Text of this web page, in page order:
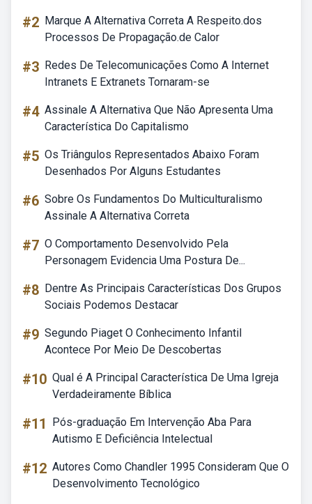
#2 Marque A Alternativa Correta A Respeito.dos
Processos De Propagação.de Calor
#3 Redes De Telecomunicações Como A Internet
Intranets E Extranets Tornaram-se
#4 Assinale A Alternativa Que Não Apresenta Uma
Característica Do Capitalismo
#5 Os Triângulos Representados Abaixo Foram
Desenhados Por Alguns Estudantes
#6 Sobre Os Fundamentos Do Multiculturalismo
Assinale A Alternativa Correta
#7 O Comportamento Desenvolvido Pela
Personagem Evidencia Uma Postura De...
#8 Dentre As Principais Características Dos Grupos
Sociais Podemos Destacar
#9 Segundo Piaget O Conhecimento Infantil
Acontece Por Meio De Descobertas
#10 Qual é A Principal Característica De Uma Igreja
Verdadeiramente Bíblica
#11
Pós-graduação Em Intervenção Aba Para
Autismo E Deficiência Intelectual
#12 Autores Como Chandler 1995 Consideram Que O
Desenvolvimento Tecnológico